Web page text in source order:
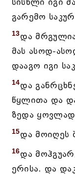
გარემო
13და
მას ასოდ-
დააგო იგი
14და
წყლითა და
ზედა
15და მოიღეს
16და
ერისა. და